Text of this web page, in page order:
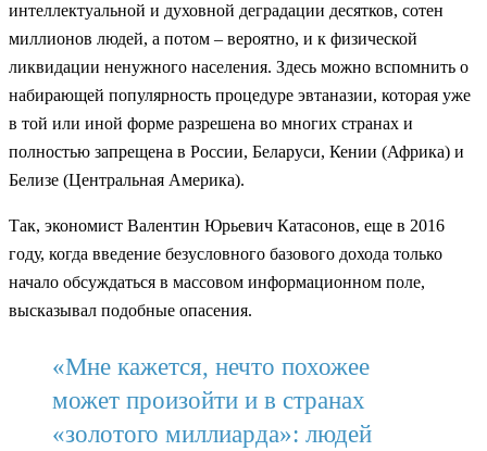
интеллектуальной и духовной деградации десятков, сотен
миллионов людей, а потом – вероятно, и к физической
ликвидации ненужного населения. Здесь можно вспомнить о
набирающей популярность процедуре эвтаназии, которая уже
в той или иной форме разрешена во многих странах и
полностью запрещена в России, Беларуси, Кении (Африка) и
Белизе (Центральная Америка).
Так, экономист Валентин Юрьевич Катасонов, еще в 2016
году, когда введение безусловного базового дохода только
начало обсуждаться в массовом информационном поле,
высказывал подобные опасения.
«Мне кажется, нечто похожее
может произойти и в странах
«золотого миллиарда»: людей